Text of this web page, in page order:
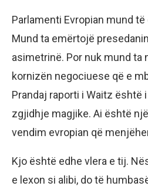
Parlamenti Evropian mund
Mund ta emërtojë
asimetrinë. Por nuk mund ta
kornizën negociuese që e
Prandaj raporti i Waitz është
zgjidhje magjike. Ai është
vendim evropian që
Kjo është edhe vlera e tij.
e lexon si alibi, do të